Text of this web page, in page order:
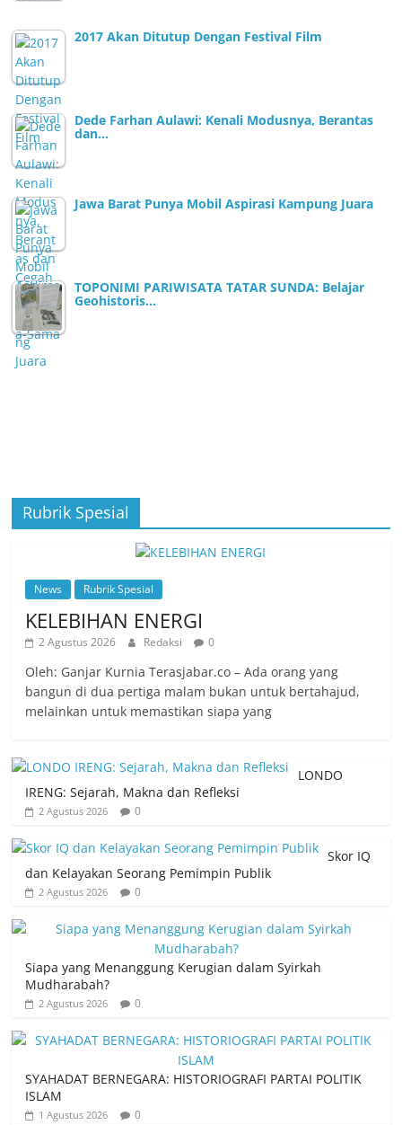
2017 Akan Ditutup Dengan Festival Film
Dede Farhan Aulawi: Kenali Modusnya, Berantas
dan…
Jawa Barat Punya Mobil Aspirasi Kampung Juara
TOPONIMI PARIWISATA TATAR SUNDA: Belajar
Geohistoris…
Rubrik Spesial
News Rubrik Spesial
KELEBIHAN ENERGI
2 Agustus 2026 Redaksi 0
Oleh: Ganjar Kurnia Terasjabar.co – Ada orang yang
bangun di dua pertiga malam bukan untuk bertahajud,
melainkan untuk memastikan siapa yang
LONDO
IRENG: Sejarah, Makna dan Refleksi
2 Agustus 2026 0
Skor IQ
dan Kelayakan Seorang Pemimpin Publik
2 Agustus 2026 0
Siapa yang Menanggung Kerugian dalam Syirkah
Mudharabah?
2 Agustus 2026 0
SYAHADAT BERNEGARA: HISTORIOGRAFI PARTAI POLITIK
ISLAM
1 Agustus 2026 0